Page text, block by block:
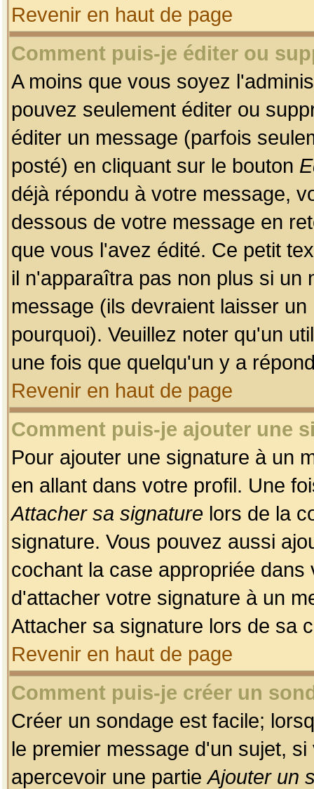
Revenir en haut de page
Comment puis-je éditer ou
A moins que vous soyez
pouvez seulement éditer ou
éditer un message (parfois
posté) en cliquant sur le bouton
déjà répondu à votre message,
dessous de votre message en
que vous l'avez édité. Ce petit
il n'apparaîtra pas non plus si un
message (ils devraient laisser
pourquoi). Veuillez noter qu'un
une fois que quelqu'un y a
Revenir en haut de page
Comment puis-je ajouter une
Pour ajouter une signature à un
en allant dans votre profil. Une
Attacher sa signature lors de la
signature. Vous pouvez aussi
cochant la case appropriée
d'attacher votre signature à un
Attacher sa signature lors de sa
Revenir en haut de page
Comment puis-je créer un
Créer un sondage est facile;
le premier message d'un sujet,
apercevoir une partieAjouter un